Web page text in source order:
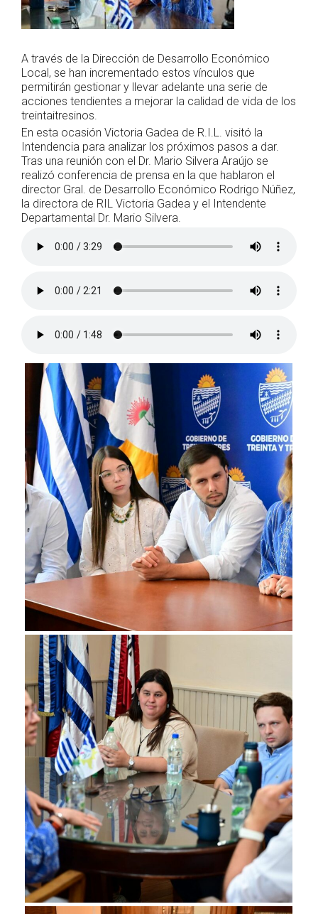
A través de la Dirección de Desarrollo Económico
Local, se han incrementado estos vínculos que
permitirán gestionar y llevar adelante una serie de
acciones tendientes a mejorar la calidad de vida de los
treintaitresinos.
En esta ocasión Victoria Gadea de R.I.L. visitó la
Intendencia para analizar los próximos pasos a dar.
Tras una reunión con el Dr. Mario Silvera Araújo se
realizó conferencia de prensa en la que hablaron el
director Gral. de Desarrollo Económico Rodrigo Núñez,
la directora de RIL Victoria Gadea y el Intendente
Departamental Dr. Mario Silvera.